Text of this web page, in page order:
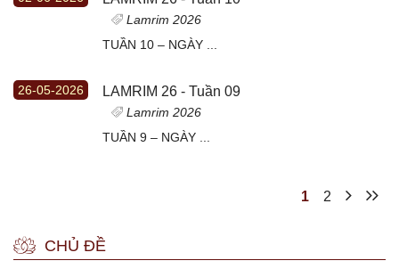
Lamrim 2026
TUẦN 10 – NGÀY ...
26-05-2026 LAMRIM 26 - Tuần 09
Lamrim 2026
TUẦN 9 – NGÀY ...
1 2
CHỦ ĐỀ